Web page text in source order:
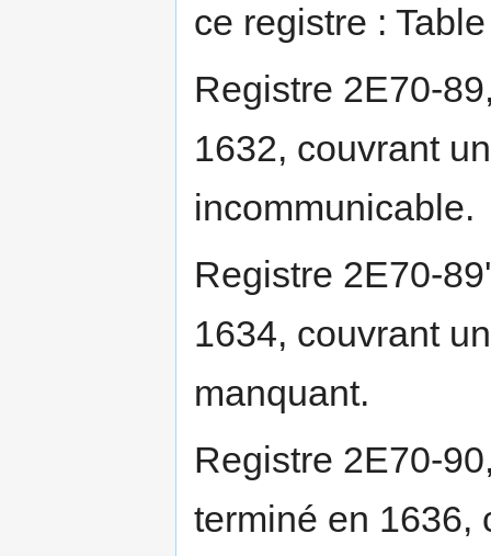
ce registre :
Registre 2E70-
1632, couvrant
incommunicable.
Registre 2E70-
1634, couvrant
manquant.
Registre 2E70-
terminé en 1636,